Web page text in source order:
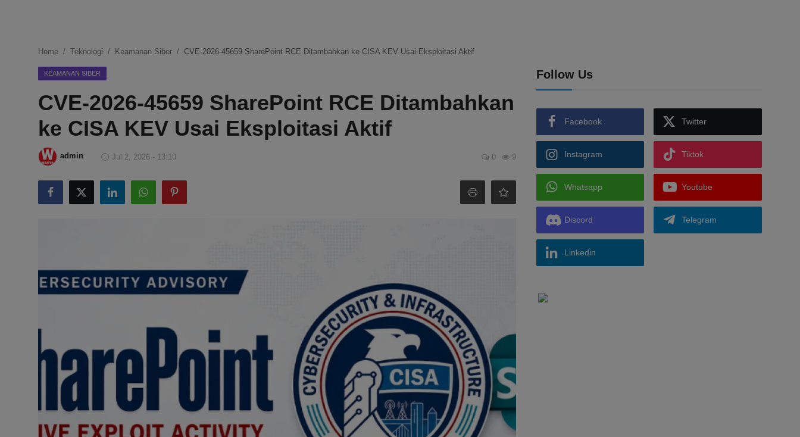
Ekonomi
Internasional
Teknologi
Hiburan
Kesehatan
Home Teknologi Keamanan Siber CVE-2026-45659 SharePoint RCE Ditambahkan ke CISA KEV Usai Eksploitasi Aktif
KEAMANAN SIBER
CVE-2026-45659 SharePoint RCE Ditambahkan
ke CISA KEV Usai Eksploitasi Aktif
admin Jul 2, 2026 - 13:10 0 9
Follow Us
Facebook Twitter
Instagram Tiktok
Whatsapp Youtube
Discord Telegram
Linkedin